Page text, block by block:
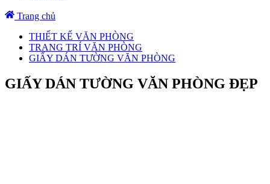
Trang chủ
THIẾT KẾ VĂN PHÒNG
TRANG TRÍ VĂN PHÒNG
GIẤY DÁN TƯỜNG VĂN PHÒNG
GIẤY DÁN TƯỜNG VĂN PHÒNG ĐẸP